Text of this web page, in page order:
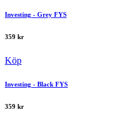
Investing - Grey FYS
359 kr
Köp
Investing - Black FYS
359 kr